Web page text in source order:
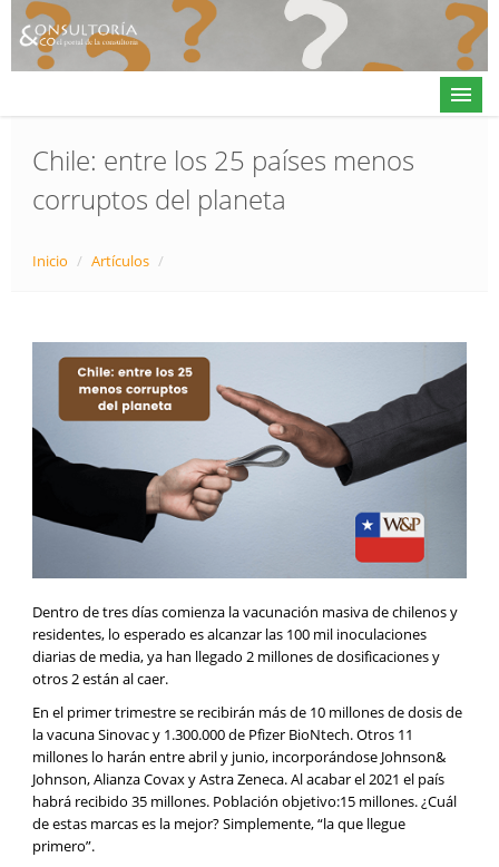
Actualidad
𝕏
Chile: entre los 25 países menos
corruptos del planeta
Inicio / Artículos /
Dentro de tres días comienza la vacunación masiva de chilenos y
residentes, lo esperado es alcanzar las 100 mil inoculaciones
diarias de media, ya han llegado 2 millones de dosificaciones y
otros 2 están al caer.
En el primer trimestre se recibirán más de 10 millones de dosis de
la vacuna Sinovac y 1.300.000 de Pfizer BioNtech. Otros 11
millones lo harán entre abril y junio, incorporándose Johnson&
Johnson, Alianza Covax y Astra Zeneca. Al acabar el 2021 el país
habrá recibido 35 millones. Población objetivo:15 millones. ¿Cuál
de estas marcas es la mejor? Simplemente, “la que llegue
primero”.